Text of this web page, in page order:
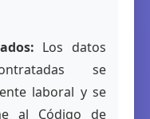
Los datos
se
laboral y se
al Código de